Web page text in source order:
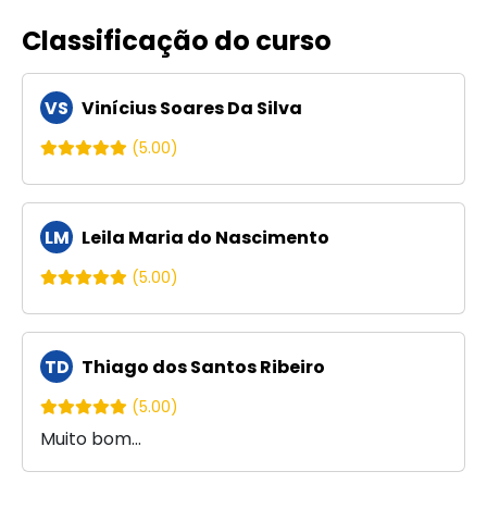
Classificação do curso
VS Vinícius Soares Da Silva
(5.00)
LM Leila Maria do Nascimento
(5.00)
TD Thiago dos Santos Ribeiro
(5.00)
Muito bom...